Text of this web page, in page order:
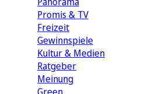
Promis & TV
Freizeit
Gewinnspiele
Kultur & Medien
Ratgeber
Meinung